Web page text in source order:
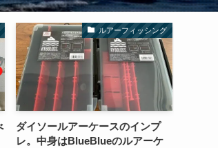
ルアーフィッシング
ダイソールアーケースのインプ
レ。中身はBlueBlueのルアーケ